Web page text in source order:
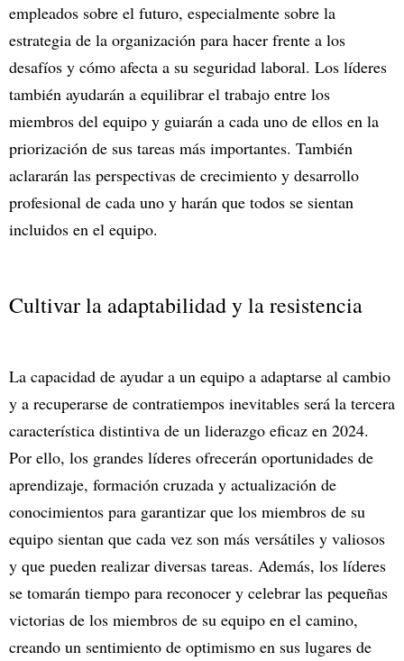
empleados sobre el futuro, especialmente sobre la
estrategia de la organización para hacer frente a los
desafíos y cómo afecta a su seguridad laboral. Los líderes
también ayudarán a equilibrar el trabajo entre los
miembros del equipo y guiarán a cada uno de ellos en la
priorización de sus tareas más importantes. También
aclararán las perspectivas de crecimiento y desarrollo
profesional de cada uno y harán que todos se sientan
incluidos en el equipo.
Cultivar la adaptabilidad y la resistencia
La capacidad de ayudar a un equipo a adaptarse al cambio
y a recuperarse de contratiempos inevitables será la tercera
característica distintiva de un liderazgo eficaz en 2024.
Por ello, los grandes líderes ofrecerán oportunidades de
aprendizaje, formación cruzada y actualización de
conocimientos para garantizar que los miembros de su
equipo sientan que cada vez son más versátiles y valiosos
y que pueden realizar diversas tareas. Además, los líderes
se tomarán tiempo para reconocer y celebrar las pequeñas
victorias de los miembros de su equipo en el camino,
creando un sentimiento de optimismo en sus lugares de